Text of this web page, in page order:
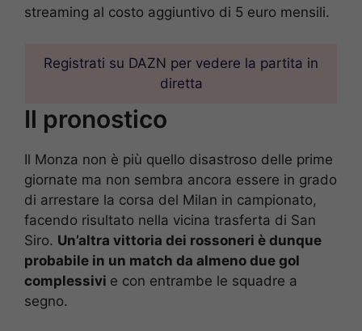
streaming al costo aggiuntivo di 5 euro mensili.
Registrati su DAZN per vedere la partita in
diretta
Il pronostico
Il Monza non è più quello disastroso delle prime
giornate ma non sembra ancora essere in grado
di arrestare la corsa del Milan in campionato,
facendo risultato nella vicina trasferta di San
Siro. Un’altra vittoria dei rossoneri è dunque
probabile in un match da almeno due gol
complessivi e con entrambe le squadre a
segno.